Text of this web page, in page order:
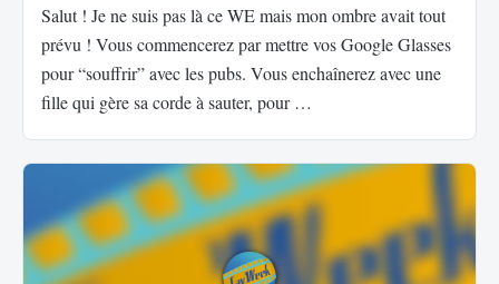
Salut ! Je ne suis pas là ce WE mais mon ombre avait tout
prévu ! Vous commencerez par mettre vos Google Glasses
pour “souffrir” avec les pubs. Vous enchaînerez avec une
fille qui gère sa corde à sauter, pour …